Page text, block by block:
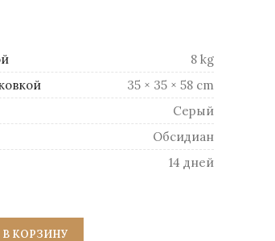
8 kg
35 × 35 × 58 cm
Серый
Обсидиан
14 дней
В КОРЗИНУ